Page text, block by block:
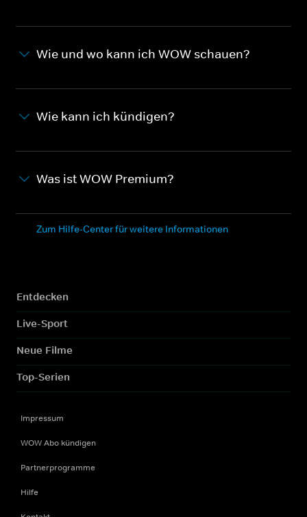
Wie und wo kann ich WOW schauen?
Wie kann ich kündigen?
Was ist WOW Premium?
Zum Hilfe-Center für weitere Informationen
Entdecken
Live-Sport
Neue Filme
Top-Serien
Impressum
WOW Abo kündigen
Partnerprogramme
Hilfe